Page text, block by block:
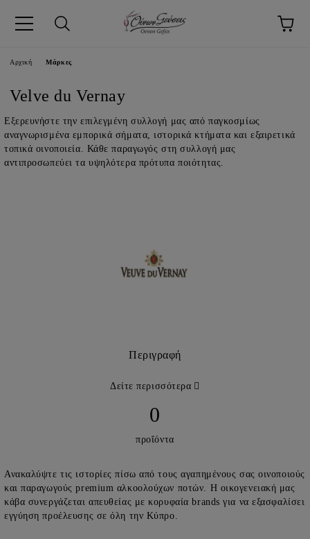
Αρχική Μάρκες
Velve du Vernay
Εξερευνήστε την επιλεγμένη συλλογή μας από παγκοσμίως
αναγνωρισμένα εμπορικά σήματα, ιστορικά κτήματα και εξαιρετικά
τοπικά οινοποιεία. Κάθε παραγωγός στη συλλογή μας
αντιπροσωπεύει τα υψηλότερα πρότυπα ποιότητας.
Περιγραφή
Δείτε περισσότερα
0
προΐόντα
Ανακαλύψτε τις ιστορίες πίσω από τους αγαπημένους σας οινοποιούς
και παραγωγούς premium αλκοολούχων ποτών. Η οικογενειακή μας
κάβα συνεργάζεται απευθείας με κορυφαία brands για να εξασφαλίσει
εγγύηση προέλευσης σε όλη την Κύπρο.